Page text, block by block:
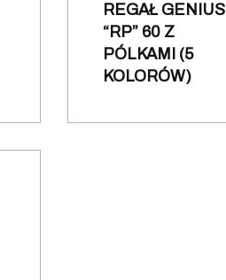
REGAŁ GENIUS
“RP” 60 Z
PÓLKAMI (5
KOLORÓW)